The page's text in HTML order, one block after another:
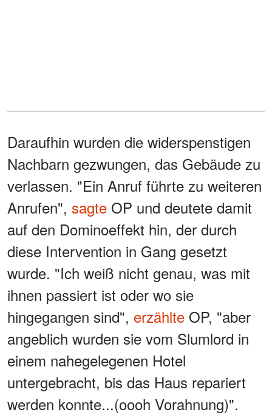
Daraufhin wurden die widerspenstigen
Nachbarn gezwungen, das Gebäude zu
verlassen. "Ein Anruf führte zu weiteren
Anrufen", sagte OP und deutete damit
auf den Dominoeffekt hin, der durch
diese Intervention in Gang gesetzt
wurde. "Ich weiß nicht genau, was mit
ihnen passiert ist oder wo sie
hingegangen sind", erzählte OP, "aber
angeblich wurden sie vom Slumlord in
einem nahegelegenen Hotel
untergebracht, bis das Haus repariert
werden konnte...(oooh Vorahnung)".